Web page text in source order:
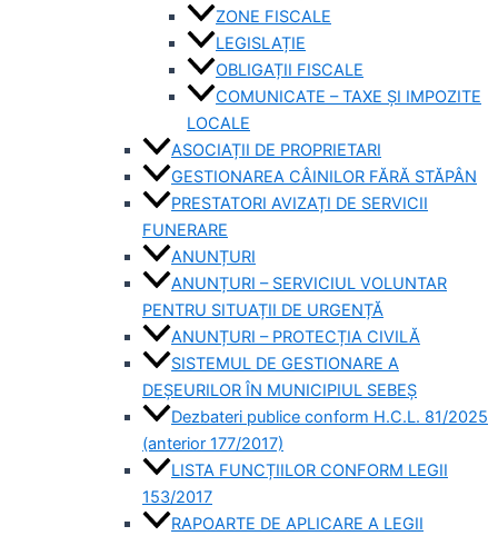
ZONE FISCALE
LEGISLAȚIE
OBLIGAȚII FISCALE
COMUNICATE – TAXE ȘI IMPOZITE
LOCALE
ASOCIAȚII DE PROPRIETARI
GESTIONAREA CÂINILOR FĂRĂ STĂPÂN
PRESTATORI AVIZAȚI DE SERVICII
FUNERARE
ANUNȚURI
ANUNȚURI – SERVICIUL VOLUNTAR
PENTRU SITUAȚII DE URGENȚĂ
ANUNȚURI – PROTECȚIA CIVILĂ
SISTEMUL DE GESTIONARE A
DEȘEURILOR ÎN MUNICIPIUL SEBEȘ
Dezbateri publice conform H.C.L. 81/2025
(anterior 177/2017)
LISTA FUNCȚIILOR CONFORM LEGII
153/2017
RAPOARTE DE APLICARE A LEGII